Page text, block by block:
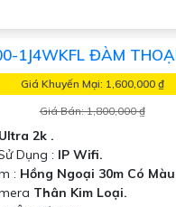
1J4WKFL ĐÀM
Giá Khuyến Mại: 1,600,000 ₫
Giá Bán: 1,800,000 ₫
Ultra 2k .
Dụng : IP Wifi.
: Hồng Ngoại 30m Có
Thân Kim Loại.